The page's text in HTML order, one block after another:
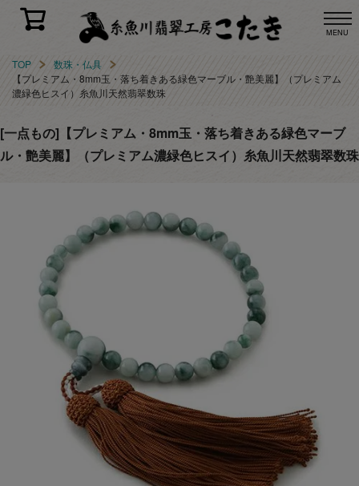
MENU
TOP
数珠・仏具
【プレミアム・8mm玉・落ち着きある緑色マーブル・艶美麗】（プレミアム
濃緑色ヒスイ）糸魚川天然翡翠数珠
[一点もの]【プレミアム・8mm玉・落ち着きある緑色マーブ
ル・艶美麗】（プレミアム濃緑色ヒスイ）糸魚川天然翡翠数珠